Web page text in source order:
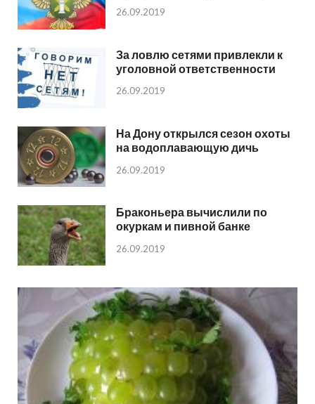
26.09.2019
За ловлю сетями привлекли к
уголовной ответственности
26.09.2019
На Дону открылся сезон охоты
на водоплавающую дичь
26.09.2019
Браконьера вычислили по
окуркам и пивной банке
26.09.2019